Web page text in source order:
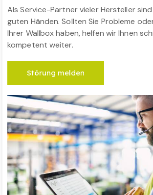
Als Service-Partner vieler Hersteller sind
guten Händen. Sollten Sie Probleme
Ihrer Wallbox haben, helfen wir Ihnen
kompetent weiter.
Störung melden